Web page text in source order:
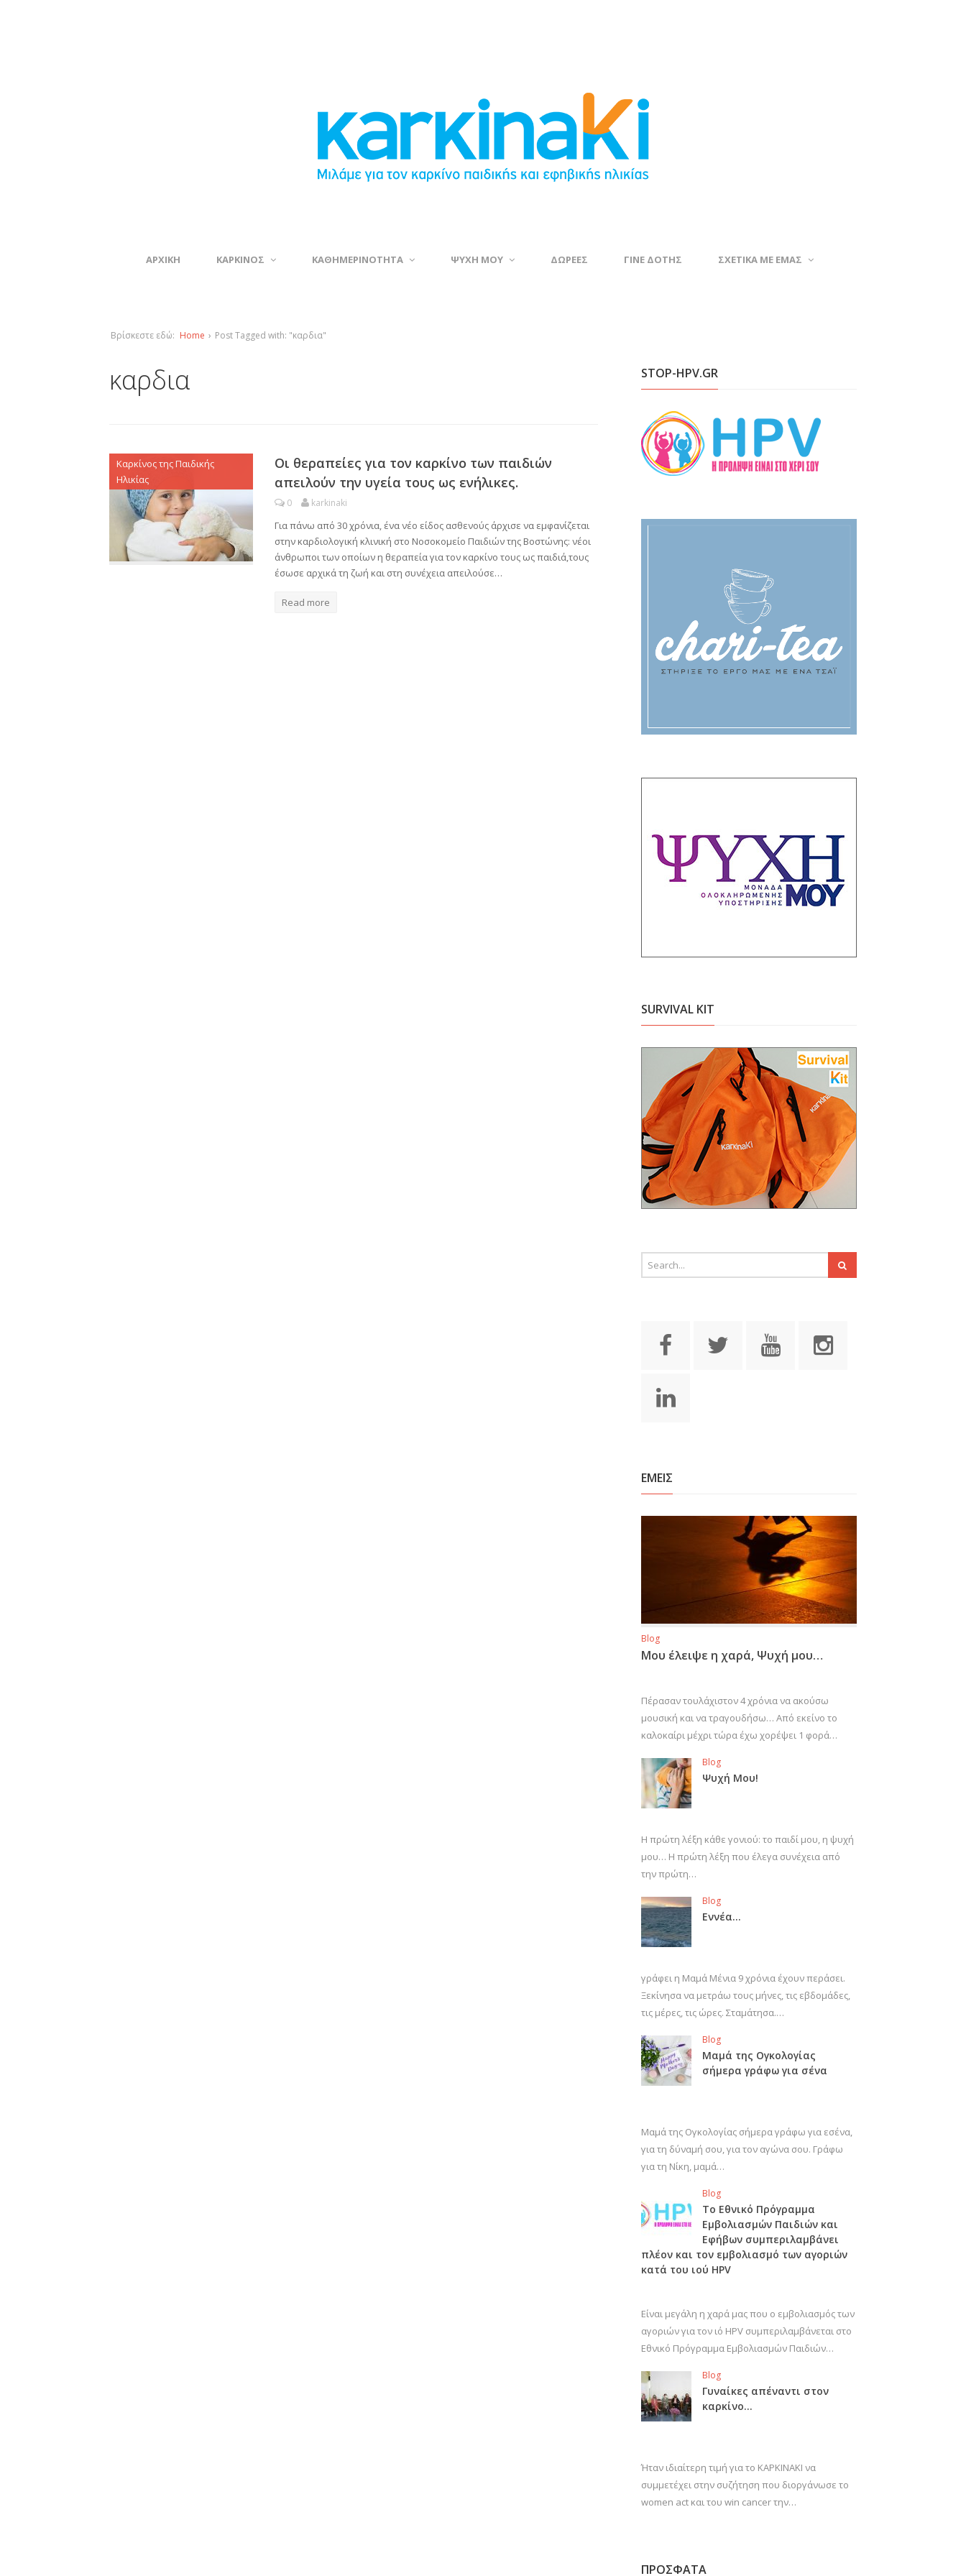
ΑΡΧΙΚΗ ΚΑΡΚΙΝΟΣ ΚΑΘΗΜΕΡΙΝΟΤΗΤΑ ΨΥΧΗ ΜΟΥ ΔΩΡΕΕΣ ΓΙΝΕ ΔΟΤΗΣ ΣΧΕΤΙΚΑ ΜΕ ΕΜΑΣ
Βρίσκεστε εδώ: Home › Post Tagged with: "καρδια"
καρδια
Καρκίνος της Παιδικής
Ηλικίας
Οι θεραπείες για τον καρκίνο των παιδιών
απειλούν την υγεία τους ως ενήλικες.
0 karkinaki
Για πάνω από 30 χρόνια, ένα νέο είδος ασθενούς άρχισε να εμφανίζεται
στην καρδιολογική κλινική στο Νοσοκομείο Παιδιών της Βοστώνης: νέοι
άνθρωποι των οποίων η θεραπεία για τον καρκίνο τους ως παιδιά,τους
έσωσε αρχικά τη ζωή και στη συνέχεια απειλούσε…
Read more
STOP-HPV.GR
SURVIVAL KIT
ΕΜΕΙΣ
Blog
Μου έλειψε η χαρά, Ψυχή μου…
Πέρασαν τουλάχιστον 4 χρόνια να ακούσω
μουσική και να τραγουδήσω… Από εκείνο το
καλοκαίρι μέχρι τώρα έχω χορέψει 1 φορά…
Blog
Ψυχή Μου!
Η πρώτη λέξη κάθε γονιού: το παιδί μου, η ψυχή
μου… Η πρώτη λέξη που έλεγα συνέχεια από
την πρώτη…
Blog
Εννέα…
γράφει η Μαμά Μένια 9 χρόνια έχουν περάσει.
Ξεκίνησα να μετράω τους μήνες, τις εβδομάδες,
τις μέρες, τις ώρες. Σταμάτησα.…
Blog
Μαμά της Ογκολογίας
σήμερα γράφω για σένα
Μαμά της Ογκολογίας σήμερα γράφω για εσένα,
για τη δύναμή σου, για τον αγώνα σου. Γράφω
για τη Νίκη, μαμά…
Blog
Το Εθνικό Πρόγραμμα
Εμβολιασμών Παιδιών και
Εφήβων συμπεριλαμβάνει
πλέον και τον εμβολιασμό των αγοριών
κατά του ιού HPV
Είναι μεγάλη η χαρά μας που ο εμβολιασμός των
αγοριών για τον ιό HPV συμπεριλαμβάνεται στο
Εθνικό Πρόγραμμα Εμβολιασμών Παιδιών…
Blog
Γυναίκες απέναντι στον
καρκίνο…
Ήταν ιδιαίτερη τιμή για το ΚΑΡΚΙΝΑΚΙ να
συμμετέχει στην συζήτηση που διοργάνωσε το
women act και του win cancer την…
ΠΡΟΣΦΑΤΑ